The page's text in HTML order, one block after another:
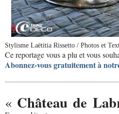
Stylisme Laëtitia Rissetto / Photos et
Ce reportage vous a plu et vous
Abonnez-vous gratuitement à
« Château de